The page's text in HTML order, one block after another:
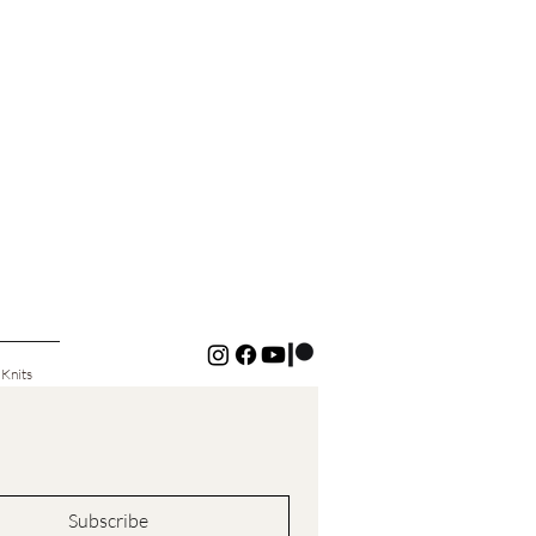
Subscribe